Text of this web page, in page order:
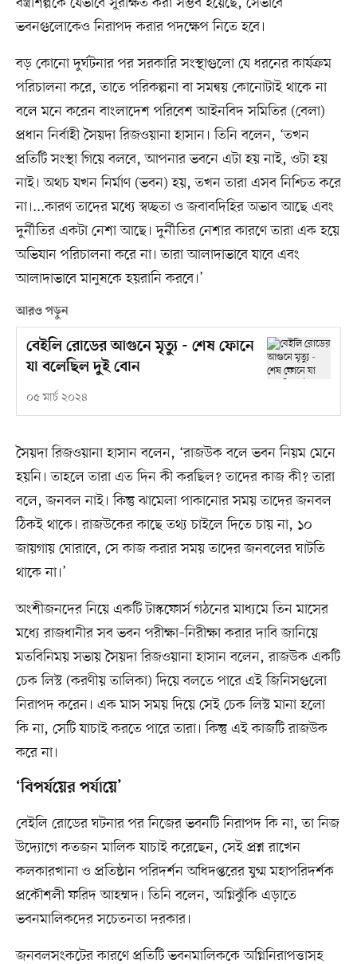
ভবনগুলোকেও নিরাপদ করার পদক্ষেপ নিতে হবে।
বড় কোনো দুর্ঘটনার পর সরকারি সংস্থাগুলো যে ধরনের কার্যক্রম
পরিচালনা করে, তাতে পরিকল্পনা বা সমন্বয় কোনোটাই থাকে না
বলে মনে করেন বাংলাদেশ পরিবেশ আইনবিদ সমিতির (বেলা)
প্রধান নির্বাহী সৈয়দা রিজওয়ানা হাসান। তিনি বলেন, ‘তখন
প্রতিটি সংস্থা গিয়ে বলবে, আপনার ভবনে এটা হয় নাই, ওটা হয়
নাই। অথচ যখন নির্মাণ (ভবন) হয়, তখন তারা এসব নিশ্চিত করে
না।...কারণ তাদের মধ্যে স্বচ্ছতা ও জবাবদিহির অভাব আছে এবং
দুর্নীতির একটা নেশা আছে। দুর্নীতির নেশার কারণে তারা এক হয়ে
অভিযান পরিচালনা করে না। তারা আলাদাভাবে যাবে এবং
আলাদাভাবে মানুষকে হয়রানি করবে।’
আরও পড়ুন
বেইলি রোডের আগুনে মৃত্যু - শেষ ফোনে
যা বলেছিল দুই বোন
০৫ মার্চ ২০২৪
সৈয়দা রিজওয়ানা হাসান বলেন, ‘রাজউক বলে ভবন নিয়ম মেনে
হয়নি। তাহলে তারা এত দিন কী করছিল? তাদের কাজ কী? তারা
বলে, জনবল নাই। কিন্তু ঝামেলা পাকানোর সময় তাদের জনবল
ঠিকই থাকে। রাজউকের কাছে তথ্য চাইলে দিতে চায় না, ১০
জায়গায় ঘোরাবে, সে কাজ করার সময় তাদের জনবলের ঘাটতি
থাকে না।’
অংশীজনদের নিয়ে একটি টাস্কফোর্স গঠনের মাধ্যমে তিন মাসের
মধ্যে রাজধানীর সব ভবন পরীক্ষা–নিরীক্ষা করার দাবি জানিয়ে
মতবিনিময় সভায় সৈয়দা রিজওয়ানা হাসান বলেন, রাজউক একটি
চেক লিস্ট (করণীয় তালিকা) দিয়ে বলতে পারে এই জিনিসগুলো
নিরাপদ করেন। এক মাস সময় দিয়ে সেই চেক লিস্ট মানা হলো
কি না, সেটি যাচাই করতে পারে তারা। কিন্তু এই কাজটি রাজউক
করে না।
‘বিপর্যয়ের পর্যায়ে’
বেইলি রোডের ঘটনার পর নিজের ভবনটি নিরাপদ কি না, তা নিজ
উদ্যোগে কতজন মালিক যাচাই করেছেন, সেই প্রশ্ন রাখেন
কলকারখানা ও প্রতিষ্ঠান পরিদর্শন অধিদপ্তরের যুগ্ম মহাপরিদর্শক
প্রকৌশলী ফরিদ আহম্মদ। তিনি বলেন, অগ্নিঝুঁকি এড়াতে
ভবনমালিকদের সচেতনতা দরকার।
জনবলসংকটের কারণে প্রতিটি ভবনমালিককে অগ্নিনিরাপত্তাসহ